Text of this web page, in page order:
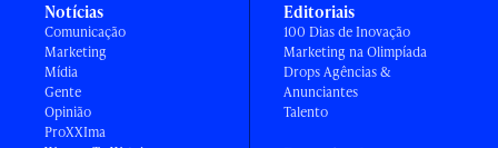
Notícias
Comunicação
Marketing
Mídia
Gente
Opinião
ProXXIma
Editoriais
100 Dias de Inovação
Marketing na Olimpíada
Drops Agências &
Anunciantes
Talento